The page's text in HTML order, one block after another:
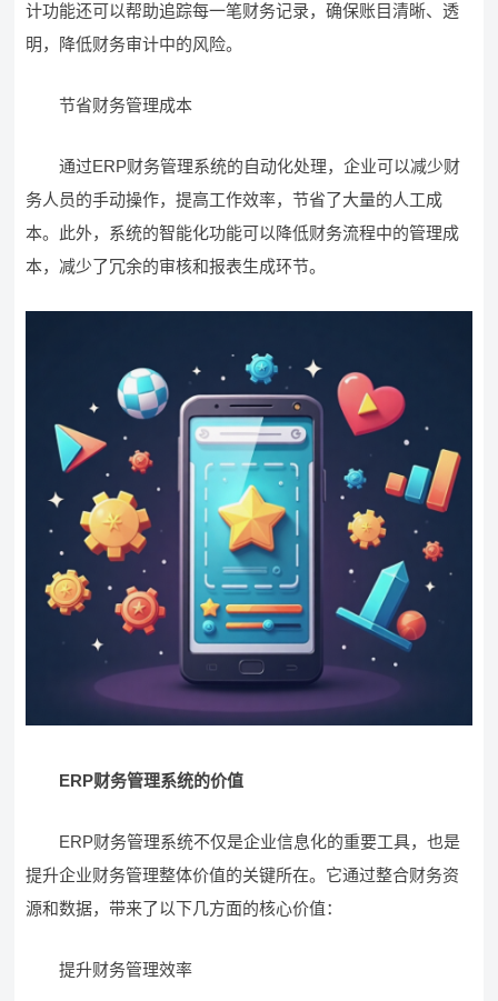
计功能还可以帮助追踪每一笔财务记录，确保账目清晰、透
明，降低财务审计中的风险。
节省财务管理成本
通过ERP财务管理系统的自动化处理，企业可以减少财
务人员的手动操作，提高工作效率，节省了大量的人工成
本。此外，系统的智能化功能可以降低财务流程中的管理成
本，减少了冗余的审核和报表生成环节。
ERP财务管理系统的价值
ERP财务管理系统不仅是企业信息化的重要工具，也是
提升企业财务管理整体价值的关键所在。它通过整合财务资
源和数据，带来了以下几方面的核心价值：
提升财务管理效率